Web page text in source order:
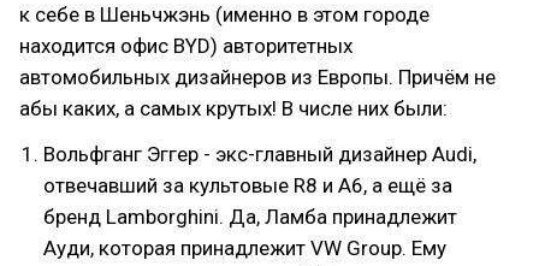
к себе в Шеньчжэнь (именно в этом городе
находится офис BYD) авторитетных
автомобильных дизайнеров из Европы. Причём не
абы каких, а самых крутых! В числе них были:
Вольфганг Эггер - экс-главный дизайнер Audi,
отвечавший за культовые R8 и A6, а ещё за
бренд Lamborghini. Да, Ламба принадлежит
Ауди, которая принадлежит VW Group. Ему